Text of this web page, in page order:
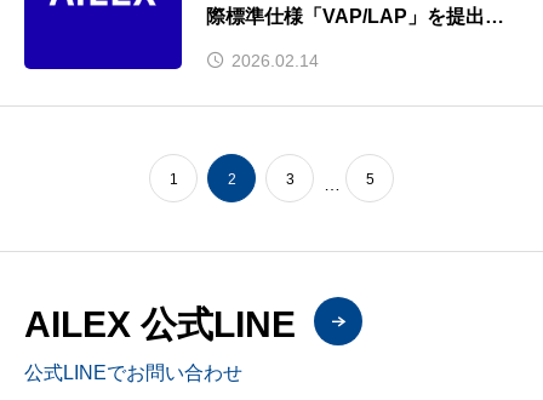
際標準仕様「VAP/LAP」を提出し
ました
2026.02.14
1 2 3 5
AILEX 公式LINE
公式LINEでお問い合わせ